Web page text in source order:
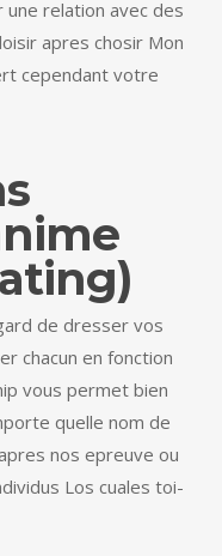
relation avec des
apres chosir Mon
cependant votre
de dresser vos
chacun en fonction
vous permet bien
quelle nom de
nos epreuve ou
Los cuales toi-